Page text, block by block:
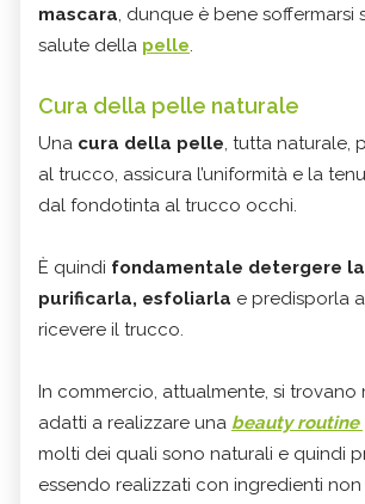
mascara, dunque è bene soffermarsi
salute della pelle.
Cura della pelle naturale
Una cura della pelle, tutta naturale,
al trucco, assicura l’uniformità e la
dal fondotinta al trucco occhi.
È quindi fondamentale detergere
purificarla, esfoliarla e predisporla
ricevere il trucco.
In commercio, attualmente, si
adatti a realizzare una beauty routine
molti dei quali sono naturali e quindi
essendo realizzati con ingredienti